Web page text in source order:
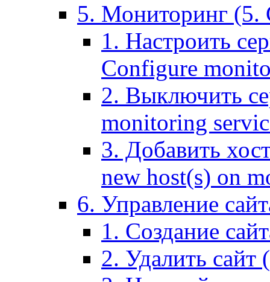
5. Мониторинг (5.
1. Настроить
Configure
2. Выключить
monitoring
3. Добавить
new host(s) on
6. Управление
1. Создание
2. Удалить сайт